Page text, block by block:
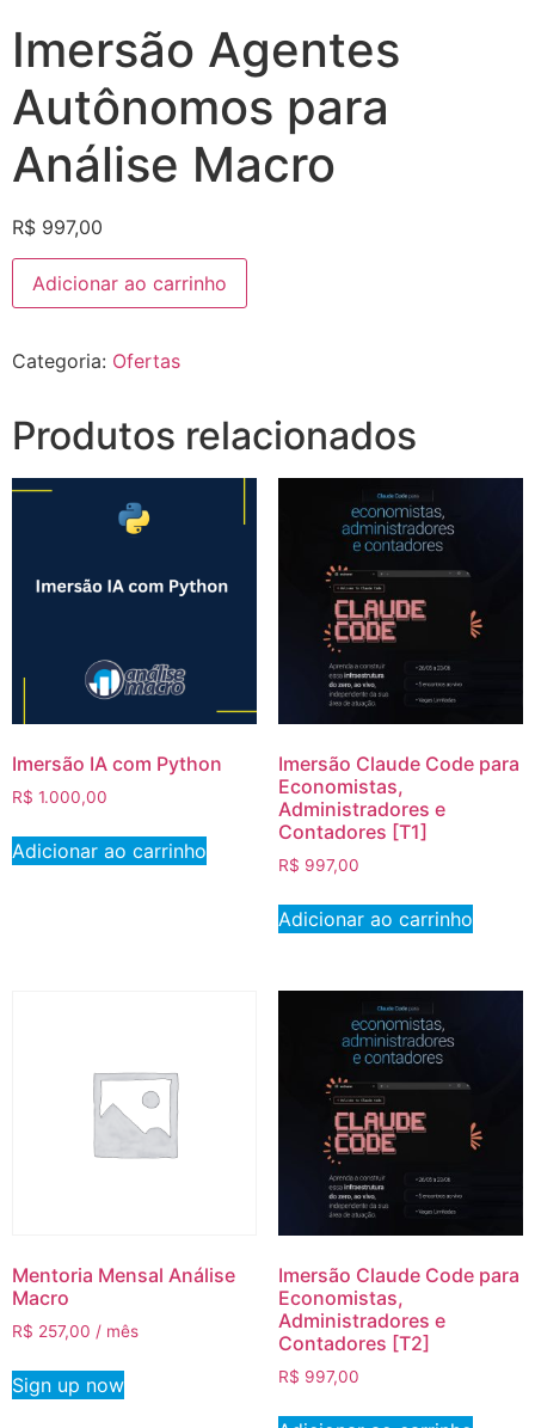
Imersão Agentes
Autônomos para
Análise Macro
R$ 997,00
Adicionar ao carrinho
Categoria: Ofertas
Produtos relacionados
Imersão IA com Python
R$ 1.000,00
Adicionar ao carrinho
Imersão Claude Code para
Economistas,
Administradores e
Contadores [T1]
R$ 997,00
Adicionar ao carrinho
Mentoria Mensal Análise
Macro
R$ 257,00 / mês
Sign up now
Imersão Claude Code para
Economistas,
Administradores e
Contadores [T2]
R$ 997,00